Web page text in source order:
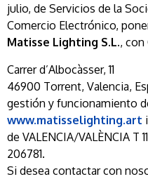
julio, de Servicios de la
Comercio Electrónico,
Matisse Lighting S.L., con
Carrer d’Albocàsser, 11
46900 Torrent, Valencia,
gestión y funcionamiento
www.matisselighting.art
de VALENCIA/VALÈNCIA T
206781.
Si desea contactar con